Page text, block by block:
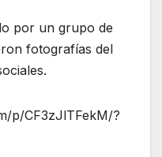
por un grupo de
fotografías del
p/CF3zJlTFekM/?